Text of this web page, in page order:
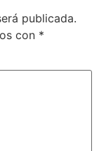
publicada.
con *